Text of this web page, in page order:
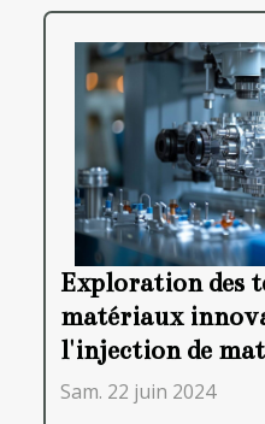
Exploration des
matériaux
l'injection de
Sam. 22 juin 2024